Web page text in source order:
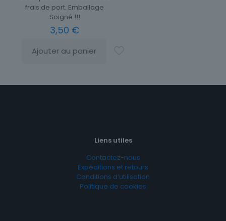
frais de port. Emballage
Soigné !!!
3,50 €
Ajouter au panier
Liens utiles
Contactez-nous
Expéditions et retours
Conditions d’utilisation
Politique de cookies